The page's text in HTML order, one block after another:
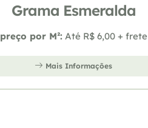
Grama Esmeralda
preço por M²: Até R$ 6,00 + frete
Mais Informações